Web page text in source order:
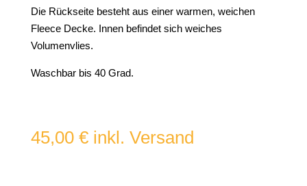
Die Rückseite besteht aus einer warmen, weichen
Fleece Decke. Innen befindet sich weiches
Volumenvlies.
Waschbar bis 40 Grad.
45,00 € inkl. Versand